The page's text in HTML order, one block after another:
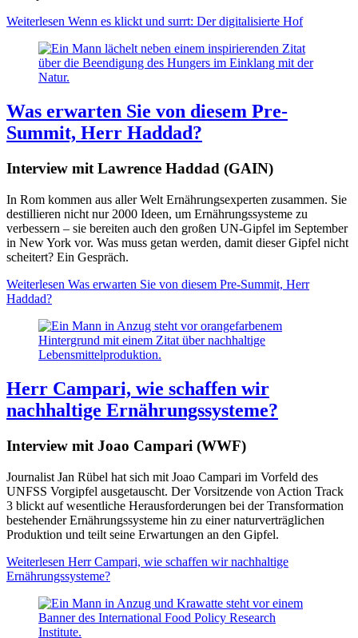
Weiterlesen Wenn es klickt und surrt: Der digitalisierte Hof
Was erwarten Sie von diesem Pre-
Summit, Herr Haddad?
Interview mit Lawrence Haddad (GAIN)
In Rom kommen aus aller Welt Ernährungsexperten zusammen. Sie
destillieren nicht nur 2000 Ideen, um Ernährungssysteme zu
verbessern – sie bereiten auch den großen UN-Gipfel im September
in New York vor. Was muss getan werden, damit dieser Gipfel nicht
scheitert? Ein Gespräch.
Weiterlesen Was erwarten Sie von diesem Pre-Summit, Herr
Haddad?
Herr Campari, wie schaffen wir
nachhaltige Ernährungssysteme?
Interview mit Joao Campari (WWF)
Journalist Jan Rübel hat sich mit Joao Campari im Vorfeld des
UNFSS Vorgipfel ausgetauscht. Der Vorsitzende von Action Track
3 blickt auf wesentliche Herausforderungen bei der Transformation
bestehender Ernährungssysteme hin zu einer naturverträglichen
Produktion und teilt seine Erwartungen an den Gipfel.
Weiterlesen Herr Campari, wie schaffen wir nachhaltige
Ernährungssysteme?